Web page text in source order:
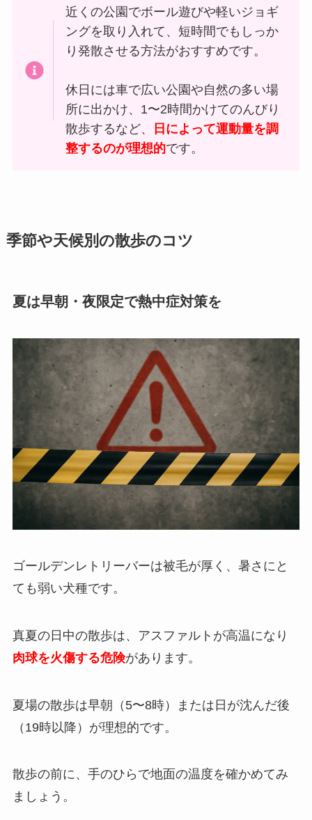
近くの公園でボール遊びや軽いジョギ
ングを取り入れて、短時間でもしっか
り発散させる方法がおすすめです。
休日には車で広い公園や自然の多い場
所に出かけ、1〜2時間かけてのんびり
散歩するなど、
日によって運動量を調
整するのが理想的です。
季節や天候別の散歩のコツ
夏は早朝・夜限定で熱中症対策を
ゴールデンレトリーバーは被毛が厚く、暑さにと
ても弱い犬種です。
真夏の日中の散歩は、アスファルトが高温になり
肉球を火傷する危険があります。
夏場の散歩は早朝（5〜8時）または日が沈んだ後
（19時以降）が理想的です。
散歩の前に、手のひらで地面の温度を確かめてみ
ましょう。